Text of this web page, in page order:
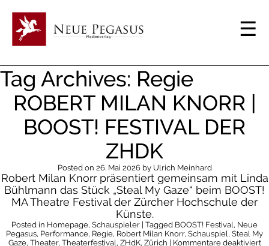
Tag Archives: Regie
ROBERT MILAN KNORR |
BOOST! FESTIVAL DER
ZHDK
Posted on 26. Mai 2026by Ulrich Meinhard
Robert Milan Knorr präsentiert gemeinsam mit Linda
Bühlmann das Stück „Steal My Gaze“ beim BOOST!
MA Theatre Festival der Zürcher Hochschule der
Künste.
Posted in Homepage, Schauspieler | Tagged BOOST! Festival, Neue
Pegasus, Performance, Regie, Robert Milan Knorr, Schauspiel, Steal My
Gaze, Theater, Theaterfestival, ZHdK, Zürich Kommentare deaktiviert